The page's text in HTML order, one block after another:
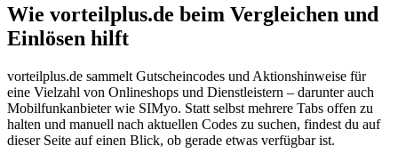
Wie vorteilplus.de beim Vergleichen und
Einlösen hilft
vorteilplus.de sammelt Gutscheincodes und Aktionshinweise für
eine Vielzahl von Onlineshops und Dienstleistern – darunter auch
Mobilfunkanbieter wie SIMyo. Statt selbst mehrere Tabs offen zu
halten und manuell nach aktuellen Codes zu suchen, findest du auf
dieser Seite auf einen Blick, ob gerade etwas verfügbar ist.